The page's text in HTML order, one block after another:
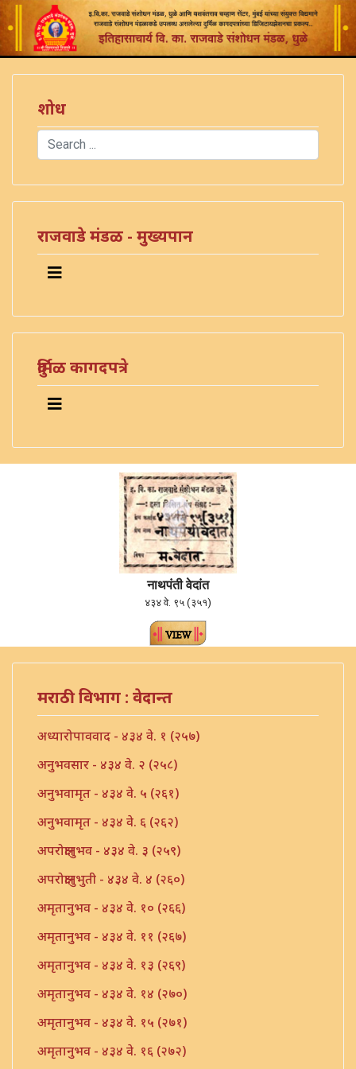
शोध
Search
राजवाडे मंडळ - मुख्यपान
दुर्मिळ कागदपत्रे
नाथपंती वेदांत
४३४ वे. ९५ (३५१)
मराठी विभाग : वेदान्त
अध्यारोपाववाद - ४३४ वे. १ (२५७)
अनुभवसार - ४३४ वे. २ (२५८)
अनुभवामृत - ४३४ वे. ५ (२६१)
अनुभवामृत - ४३४ वे. ६ (२६२)
अपरोक्षानुभव - ४३४ वे. ३ (२५९)
अपरोक्षानुभुती - ४३४ वे. ४ (२६०)
अमृतानुभव - ४३४ वे. १० (२६६)
अमृतानुभव - ४३४ वे. ११ (२६७)
अमृतानुभव - ४३४ वे. १३ (२६९)
अमृतानुभव - ४३४ वे. १४ (२७०)
अमृतानुभव - ४३४ वे. १५ (२७१)
अमृतानुभव - ४३४ वे. १६ (२७२)